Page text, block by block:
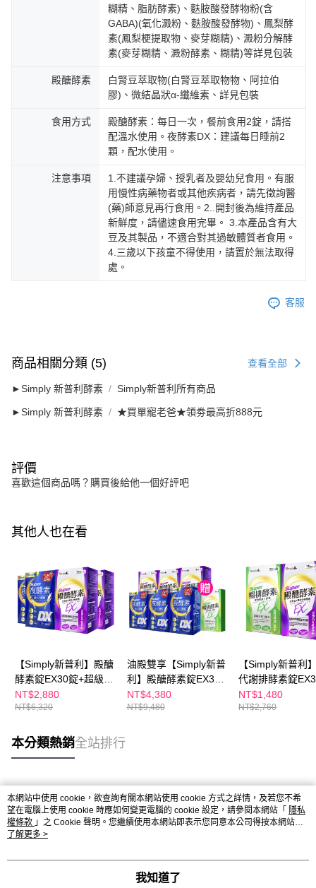
糊精、脂肪酵素)、麩胺酸發酵物粉(含
GABA)(氧化澱粉、麩胺酸發酵物)、鳳梨酵
素(鳳梨梗提取物、麥芽糊精)、澱粉分解酵
素(麥芽糊精、澱粉酵素、糊精)等詳見包裝
殿醣酵素
白腎豆萃取物(白腎豆萃取物物、阿拉伯
膠)、微結晶狀α-纖維素、詳見包裝
食用方式
殿醣酵素：每日一次，餐前食用2錠，請搭
配溫水使用。夜酵素DX：建議每日睡前2
顆，配水使用。
注意事項
1.不建議孕婦、授乳者及嬰幼兒食用。有服
用慢性病藥物者或其他疾病者，請先徵詢醫
(藥)師意見再行食用。2..開封後為維持產品
新鮮度，請儘速食用完畢。 3.本產品含有大
豆及其製品，不適合對其過敏體質者食用。
4.三歲以下孩童不得使用，請置於無法取得
處。
客服
商品相關分類 (5) 查看全部
►Simply 新普利酵素 Simply新普利所有商品
►Simply 新普利酵素 ★買單寵老爸★領劵最高折888元
評價
喜歡這個商品嗎？購買後給他一個好評吧
其他人也在看
【Simply新普利】殿醣
酵素錠EX30錠+超級夜
酵素DX30錠(2+2)
NT$2,880
NT$6,320
油殿雙享【Simply新普
利】殿醣酵素錠EX30
錠+超級夜酵素DX30錠
(3+3)贈-排酵素10入
NT$4,380
NT$9,480
【Simply新普利
代謝排酵素錠
+殿醣酵素錠
(1+1)
NT$1,480
NT$2,760
本分類熱銷全站排行
熱門標籤
本網站中使用 cookie，欲查詢有關本網站使用 cookie 方式之詳情，及若您不希
望在電腦上使用 cookie 時應如何變更電腦的 cookie 設定，請參閱本網站「 隱私
權條款 」之 Cookie 聲明。您繼續使用本網站即表示您同意本公司得按本網站使
用條款之 Cookie 聲明使用 cookie。
了解更多 >
我知道了